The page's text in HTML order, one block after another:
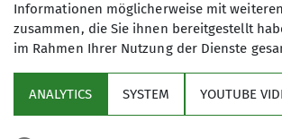
Informationen möglicherweise mit
zusammen, die Sie ihnen bereitgestellt
im Rahmen Ihrer Nutzung der Dienste
ANALYTICS SYSTEM YOUTUBE